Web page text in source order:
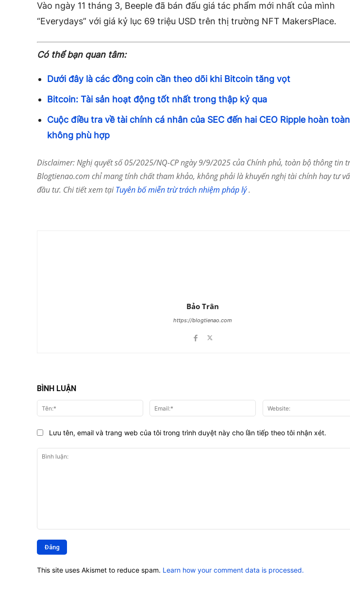
Vào ngày 11 tháng 3, Beeple đã bán đấu giá tác phẩm mới nhất của mình
“Everydays” với giá kỷ lục 69 triệu USD trên thị trường NFT MakersPlace.
Có thể bạn quan tâm:
Dưới đây là các đồng coin cần theo dõi khi Bitcoin tăng vọt
Bitcoin: Tài sản hoạt động tốt nhất trong thập kỷ qua
Cuộc điều tra về tài chính cá nhân của SEC đến hai CEO Ripple hoàn toàn
không phù hợp
Disclaimer: Nghị quyết số 05/2025/NQ-CP ngày 9/9/2025 của Chính phủ, toàn bộ thông tin
Blogtienao.com chỉ mang tính chất tham khảo, không phải là khuyến nghị tài chính hay tư
đầu tư. Chi tiết xem tạiTuyên bố miễn trừ trách nhiệm pháp lý.
Bảo Trân
https://blogtienao.com
BÌNH LUẬN
luận:
Tên:* Email:*
Lưu tên, email và trang web của tôi trong trình duyệt này cho lần tiếp theo tôi nhận xét.
This site uses Akismet to reduce spam. Learn how your comment data is processed.